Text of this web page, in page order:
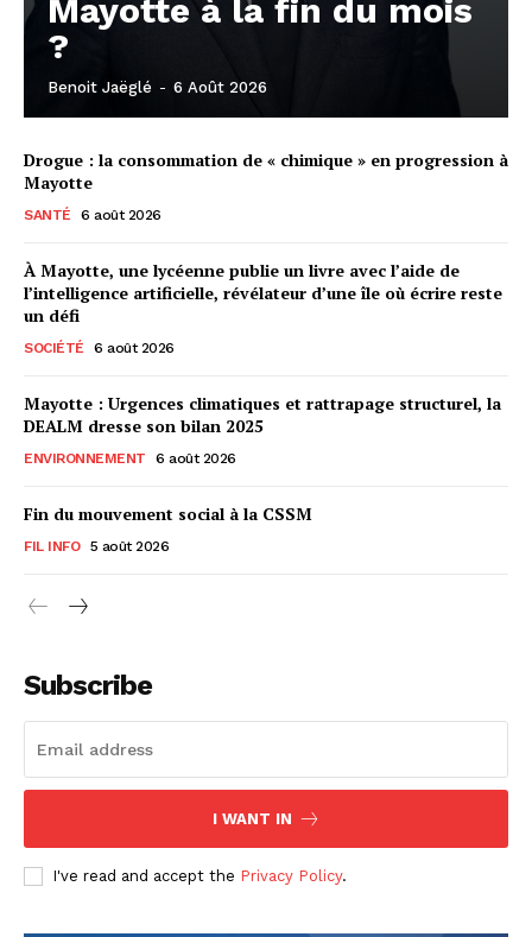
Mayotte à la fin du mois
?
Benoit Jaëglé - 6 Août 2026
Drogue : la consommation de « chimique » en progression à
Mayotte
SANTÉ 6 août 2026
À Mayotte, une lycéenne publie un livre avec l’aide de
l’intelligence artificielle, révélateur d’une île où écrire reste
un défi
SOCIÉTÉ 6 août 2026
Mayotte : Urgences climatiques et rattrapage structurel, la
DEALM dresse son bilan 2025
ENVIRONNEMENT 6 août 2026
Fin du mouvement social à la CSSM
FIL INFO 5 août 2026
Subscribe
I WANT IN
I've read and accept the Privacy Policy.